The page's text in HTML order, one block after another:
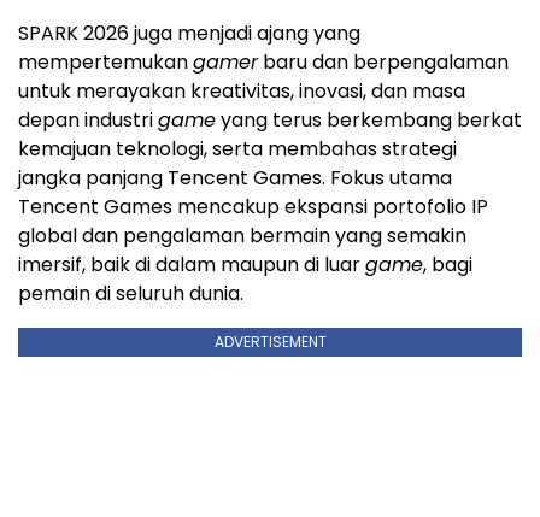
SPARK 2026 juga menjadi ajang yang
mempertemukangamerbaru dan berpengalaman
untuk merayakan kreativitas, inovasi, dan masa
depan industrigameyang terus berkembang berkat
kemajuan teknologi, serta membahas strategi
jangka panjang Tencent Games. Fokus utama
Tencent Games mencakup ekspansi portofolio IP
global dan pengalaman bermain yang semakin
imersif, baik di dalam maupun di luargame, bagi
pemain di seluruh dunia.
ADVERTISEMENT